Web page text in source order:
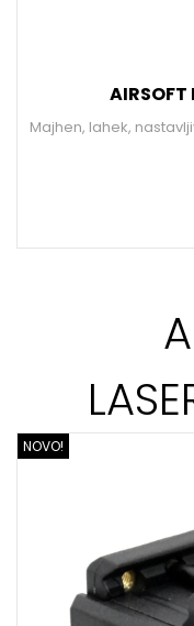
AIRSOFT
Majhen, lahek,
NOVO!